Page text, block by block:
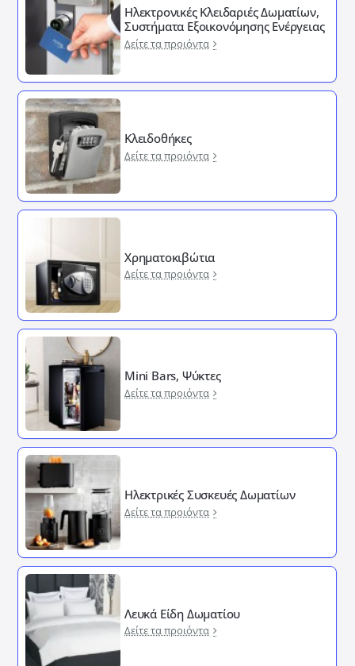
Ηλεκτρονικές Κλειδαριές Δωματίων,
Συστήματα Εξοικονόμησης Ενέργειας
Δείτε τα προιόντα
Κλειδοθήκες
Δείτε τα προιόντα
Χρηματοκιβώτια
Δείτε τα προιόντα
Mini Bars, Ψύκτες
Δείτε τα προιόντα
Ηλεκτρικές Συσκευές Δωματίων
Δείτε τα προιόντα
Λευκά Είδη Δωματίου
Δείτε τα προιόντα